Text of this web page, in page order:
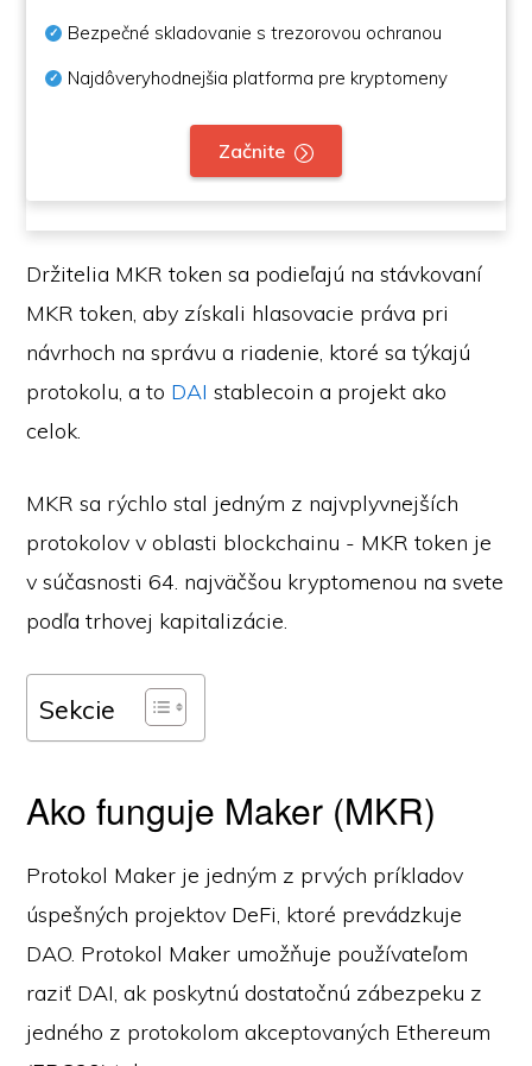
Bezpečné skladovanie s trezorovou ochranou
Najdôveryhodnejšia platforma pre kryptomeny
Začnite
Držitelia MKR token sa podieľajú na stávkovaní
MKR token, aby získali hlasovacie práva pri
návrhoch na správu a riadenie, ktoré sa týkajú
protokolu, a to DAI stablecoin a projekt ako
celok.
MKR sa rýchlo stal jedným z najvplyvnejších
protokolov v oblasti blockchainu - MKR token je
v súčasnosti 64. najväčšou kryptomenou na svete
podľa trhovej kapitalizácie.
Sekcie
Ako funguje Maker (MKR)
Protokol Maker je jedným z prvých príkladov
úspešných projektov DeFi, ktoré prevádzkuje
DAO. Protokol Maker umožňuje používateľom
raziť DAI, ak poskytnú dostatočnú zábezpeku z
jedného z protokolom akceptovaných Ethereum